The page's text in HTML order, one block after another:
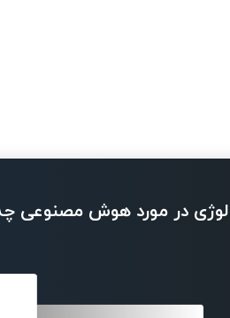
در مورد هوش مصنوعی